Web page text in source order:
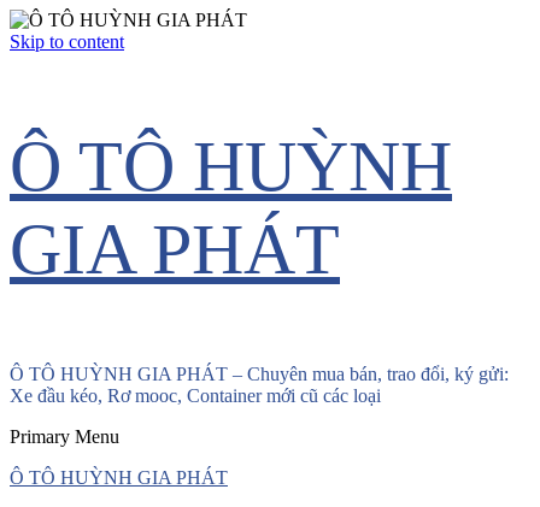
Skip to content
Ô TÔ HUỲNH
GIA PHÁT
Ô TÔ HUỲNH GIA PHÁT – Chuyên mua bán, trao đổi, ký gửi:
Xe đầu kéo, Rơ mooc, Container mới cũ các loại
Primary Menu
Ô TÔ HUỲNH GIA PHÁT